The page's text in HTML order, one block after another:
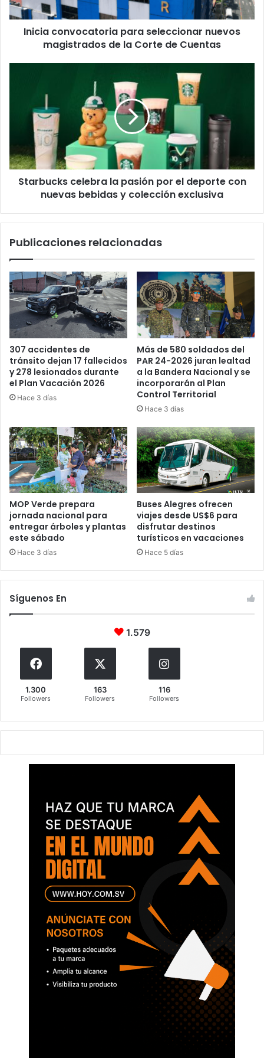
la
Corte
Inicia convocatoria para seleccionar nuevos
magistrados de la Corte de Cuentas
deporte
con
nuevas
bebidas
Starbucks celebra la pasión por el deporte con
nuevas bebidas y colección exclusiva
Publicaciones relacionadas
307 accidentes de
tránsito dejan 17 fallecidos
y 278 lesionados durante
el Plan Vacación 2026
Hace 3 días
Más de 580 soldados del
PAR 24-2026 juran lealtad
a la Bandera Nacional y se
incorporarán al Plan
Control Territorial
Hace 3 días
MOP Verde prepara
jornada nacional para
entregar árboles y plantas
este sábado
Hace 3 días
Buses Alegres ofrecen
viajes desde US$6 para
disfrutar destinos
turísticos en vacaciones
Hace 5 días
Síguenos En
1.579
1.300
Followers
163
Followers
116
Followers